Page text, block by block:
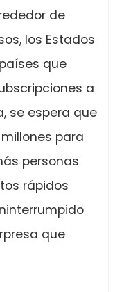
de
los Estados
que
a
se espera que
para
personas
rápidos
que